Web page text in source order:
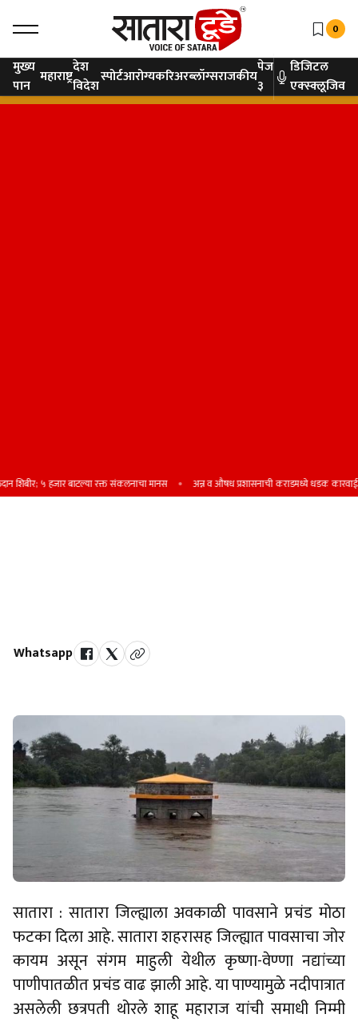
0
मुख्य
पान महाराष्ट्रदेश
विदेशस्पोर्टआरोग्यकरिअरब्लॉग्सराजकीयपेज
३
डिजिटल
एक्स्क्लूजिव
५ हजार बाटल्या रक्त संकलनाचा मानस अन्न व औषध प्रशासनाची कराडमध्ये धडक कारवाई;
Whatsapp
सातारा : सातारा जिल्ह्याला अवकाळी पावसाने प्रचंड मोठा
फटका दिला आहे. सातारा शहरासह जिल्ह्यात पावसाचा जोर
कायम असून संगम माहुली येथील कृष्णा-वेण्णा नद्यांच्या
पाणीपातळीत प्रचंड वाढ झाली आहे. या पाण्यामुळे नदीपात्रात
असलेली छत्रपती थोरले शाहू महाराज यांची समाधी निम्मी